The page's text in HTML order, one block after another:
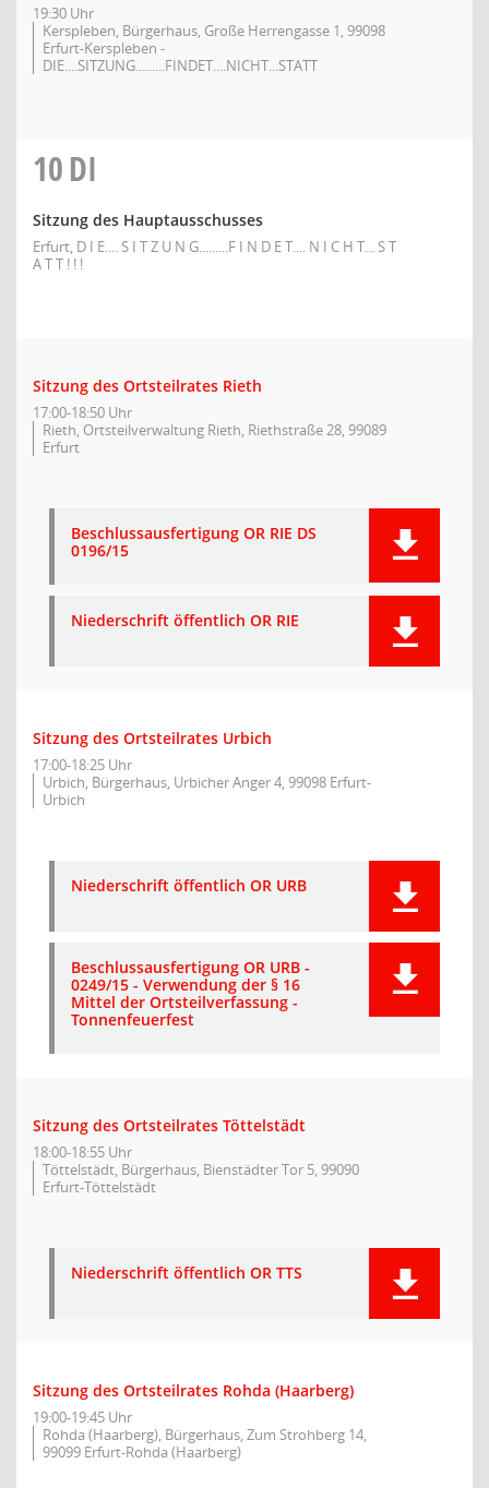
19:30 Uhr
Kerspleben, Bürgerhaus, Große Herrengasse 1, 99098
Erfurt-Kerspleben -
DIE....SITZUNG.........FINDET....NICHT...STATT
10DI
Sitzung des Hauptausschusses
Erfurt, D I E.... S I T Z U N G.........F I N D E T.... N I C H T... S T
A T T ! ! !
Sitzung des Ortsteilrates Rieth
17:00-18:50 Uhr
Rieth, Ortsteilverwaltung Rieth, Riethstraße 28, 99089
Erfurt
Beschlussausfertigung OR RIE DS
0196/15
Niederschrift öffentlich OR RIE
Sitzung des Ortsteilrates Urbich
17:00-18:25 Uhr
Urbich, Bürgerhaus, Urbicher Anger 4, 99098 Erfurt-
Urbich
Niederschrift öffentlich OR URB
Beschlussausfertigung OR URB -
0249/15 - Verwendung der § 16
Mittel der Ortsteilverfassung -
Tonnenfeuerfest
Sitzung des Ortsteilrates Töttelstädt
18:00-18:55 Uhr
Töttelstädt, Bürgerhaus, Bienstädter Tor 5, 99090
Erfurt-Töttelstädt
Niederschrift öffentlich OR TTS
Sitzung des Ortsteilrates Rohda (Haarberg)
19:00-19:45 Uhr
Rohda (Haarberg), Bürgerhaus, Zum Strohberg 14,
99099 Erfurt-Rohda (Haarberg)